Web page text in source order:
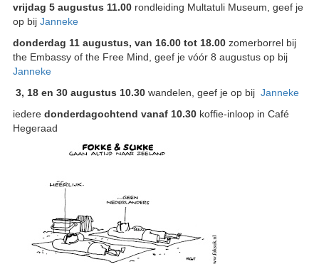
vrijdag 5 augustus 11.00 rondleiding Multatuli Museum, geef je
op bij Janneke
donderdag 11 augustus, van 16.00 tot 18.00 zomerborrel bij
the Embassy of the Free Mind, geef je vóór 8 augustus op bij
Janneke
3, 18 en 30 augustus 10.30 wandelen, geef je op bij Janneke
iedere donderdagochtend vanaf 10.30 koffie-inloop in Café
Hegeraad